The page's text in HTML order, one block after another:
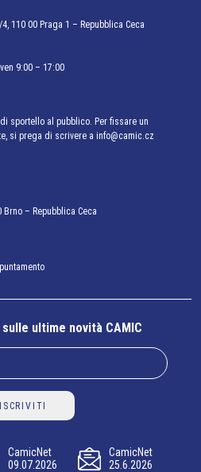
110 00 Praga 1 – Repubblica Ceca
9:00 – 17:00
sportello al pubblico. Per fissare un
si prega di scrivere a info@camic.cz
– Repubblica Ceca
ultime novità CAMIC
ISCRIVITI
CamicNet
09.07.2026
CamicNet
25.6.2026